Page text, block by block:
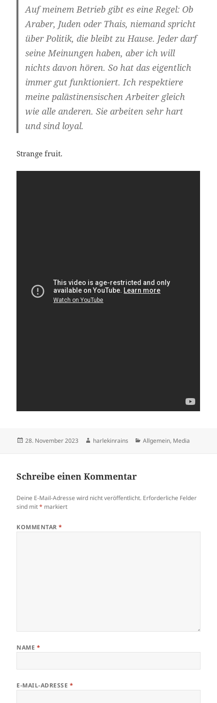
Auf mei­nem Betrieb gibt es eine Regel: Ob
Ara­ber, Juden oder Thais, nie­mand spricht
über Poli­tik, die bleibt zu Hau­se. Jeder darf
sei­ne Mei­nun­gen haben, aber ich will
nichts davon hören. So hat das eigent­lich
immer gut funk­tio­niert. Ich respek­tie­re
mei­ne paläs­ti­nen­si­schen Arbei­ter gleich
wie alle ande­ren. Sie arbei­ten sehr hart
und sind loyal.
Stran­ge fruit.
Veröffentlicht
28. November 2023 Autor
harlekinrains Kategorien
Allgemein, Media
Schreibe einen Kommentar
Deine E-Mail-Adresse wird nicht veröffentlicht. Erforderliche Felder
sind mit* markiert
KOMMENTAR*
NAME *
E-MAIL-ADRESSE *